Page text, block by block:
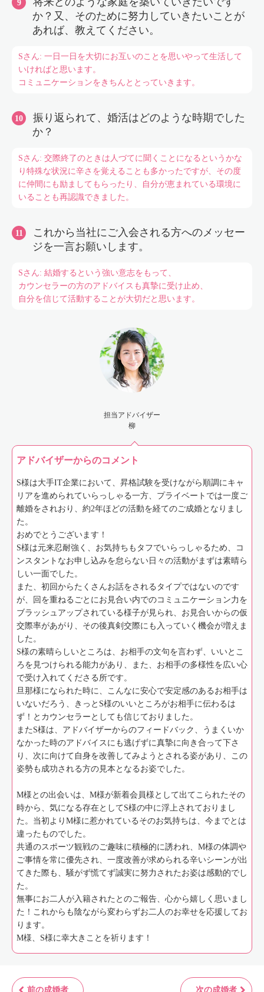
か？又、そのために努力していきたいことが
あれば、教えてください。
Sさん: 一日一日を大切にお互いのことを思いやって生活して
いければと思います。
コミュニケーションをきちんととっていきます。
振り返られて、婚活はどのような時期でした
か？
Sさん: 交際終了のときは人づてに聞くことになるというかな
り特殊な状況に辛さを覚えることも多かったですが、その度
に仲間にも励ましてもらったり、自分が恵まれている環境に
いることも再認識できました。
これから当社にご入会される方へのメッセー
ジを一言お願いします。
Sさん: 結婚するという強い意志をもって、
カウンセラーの方のアドバイスも真摯に受け止め、
自分を信じて活動することが大切だと思います。
担当アドバイザー
柳
アドバイザーからのコメント
S様は大手IT企業において、昇格試験を受けながら順調にキャ
リアを進められていらっしゃる一方、プライベートでは一度ご
離婚をされおり、約2年ほどの活動を経てのご成婚となりまし
た。
おめでとうございます！
S様は元来忍耐強く、お気持ちもタフでいらっしゃるため、コ
ンスタントなお申し込みを怠らない日々の活動がまずは素晴ら
しい一面でした。
また、初回からたくさんお話をされるタイプではないのです
が、回を重ねるごとにお見合い内でのコミュニケーション力を
ブラッシュアップされている様子が見られ、お見合いからの仮
交際率があがり、その後真剣交際にも入っていく機会が増えま
した。
S様の素晴らしいところは、お相手の文句を言わず、いいとこ
ろを見つけられる能力があり、また、お相手の多様性を広い心
で受け入れてくださる所です。
旦那様になられた時に、こんなに安心で安定感のあるお相手は
いないだろう、きっとS様のいいところがお相手に伝わるは
ず！とカウンセラーとしても信じておりました。
またS様は、アドバイザーからのフィードバック、うまくいか
なかった時のアドバイスにも逃げずに真摯に向き合って下さ
り、次に向けて自身を改善してみようとされる姿があり、この
姿勢も成功される方の見本となるお姿でした。
М様との出会いは、М様が新着会員様として出てこられたその
時から、気になる存在としてS様の中に浮上されておりまし
た。当初よりМ様に惹かれているそのお気持ちは、今までとは
違ったものでした。
共通のスポーツ観戦のご趣味に積極的に誘われ、M様の体調や
ご事情を常に優先され、一度改善が求められる辛いシーンが出
てきた際も、騒がず慌てず誠実に努力されたお姿は感動的でし
た。
無事にお二人が入籍されたとのご報告、心から嬉しく思いまし
た！これからも陰ながら変わらずお二人のお幸せを応援してお
ります。
M様、S様に幸大きことを祈ります！
前の成婚者 次の成婚者